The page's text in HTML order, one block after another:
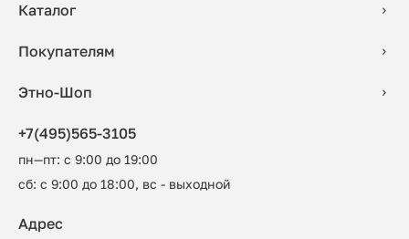
Каталог
Покупателям
Этно-Шоп
+7(495)565-3105
пн—пт: с 9:00 до 19:00
сб: с 9:00 до 18:00, вс - выходной
Адрес